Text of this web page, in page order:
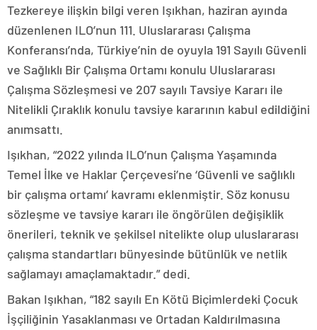
Tezkereye ilişkin bilgi veren Işıkhan, haziran ayında
düzenlenen ILO’nun 111. Uluslararası Çalışma
Konferansı’nda, Türkiye’nin de oyuyla 191 Sayılı Güvenli
ve Sağlıklı Bir Çalışma Ortamı konulu Uluslararası
Çalışma Sözleşmesi ve 207 sayılı Tavsiye Kararı ile
Nitelikli Çıraklık konulu tavsiye kararının kabul edildiğini
anımsattı.
Işıkhan, “2022 yılında ILO’nun Çalışma Yaşamında
Temel İlke ve Haklar Çerçevesi’ne ‘Güvenli ve sağlıklı
bir çalışma ortamı’ kavramı eklenmiştir. Söz konusu
sözleşme ve tavsiye kararı ile öngörülen değişiklik
önerileri, teknik ve şekilsel nitelikte olup uluslararası
çalışma standartları bünyesinde bütünlük ve netlik
sağlamayı amaçlamaktadır.” dedi.
Bakan Işıkhan, “182 sayılı En Kötü Biçimlerdeki Çocuk
İşçiliğinin Yasaklanması ve Ortadan Kaldırılmasına